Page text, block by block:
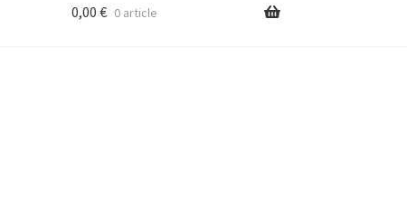
0,00 € 0 article